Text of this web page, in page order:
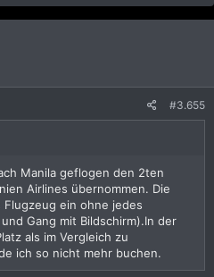
#3.655
Manila geflogen den 2ten
Airlines übernommen. Die
ein ohne jedes
Gang mit Bildschirm).In der
als im Vergleich zu
ich so nicht mehr buchen.